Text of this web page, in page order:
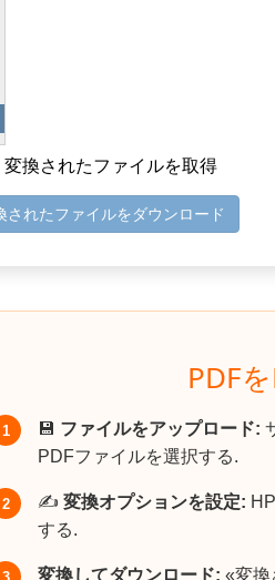
変換されたファイルを取得
されたファイルをダウンロード
PDF
1 💾 ファイルをアップロード:
PDFファイルを選択する.
2 ✍️ 変換オプションを設定:
する.
変換してダウンロード: «変換